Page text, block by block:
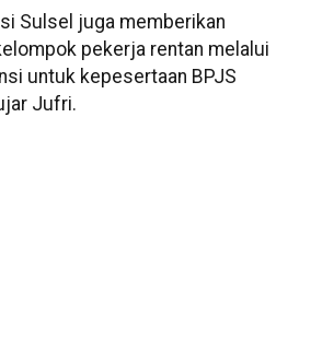
Sulsel juga memberikan
pekerja rentan melalui
untuk kepesertaan BPJS
Jufri.